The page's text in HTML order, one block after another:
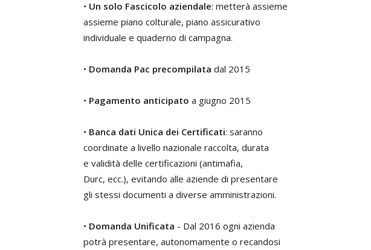
• Un solo Fascicolo aziendale: metterà assieme
assieme piano colturale, piano assicurativo
individuale e quaderno di campagna.
• Domanda Pac precompilata dal 2015
• Pagamento anticipato a giugno 2015
• Banca dati Unica dei Certificati: saranno
coordinate a livello nazionale raccolta, durata
e validità delle certificazioni (antimafia,
Durc, ecc.), evitando alle aziende di presentare
gli stessi documenti a diverse amministrazioni.
• Domanda Unificata - Dal 2016 ogni azienda
potrà presentare, autonomamente o recandosi